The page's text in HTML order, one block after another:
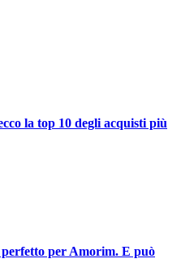
la top 10 degli acquisti più
per Amorim. E può